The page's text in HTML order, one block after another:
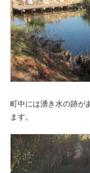
町中には湧き水の跡が
ます。